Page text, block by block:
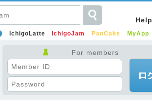
Help
IchigoLatte IchigoJam PanCake MyApp
For members